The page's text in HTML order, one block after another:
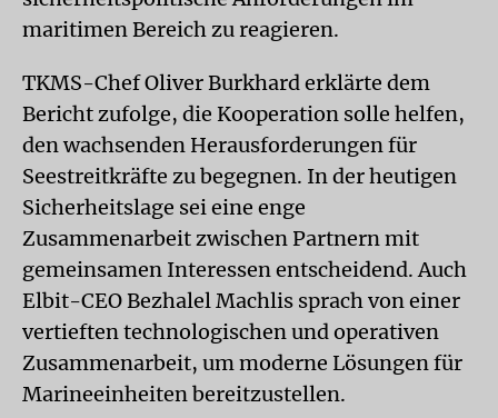
maritimen Bereich zu reagieren.
TKMS-Chef Oliver Burkhard erklärte dem
Bericht zufolge, die Kooperation solle helfen,
den wachsenden Herausforderungen für
Seestreitkräfte zu begegnen. In der heutigen
Sicherheitslage sei eine enge
Zusammenarbeit zwischen Partnern mit
gemeinsamen Interessen entscheidend. Auch
Elbit-CEO Bezhalel Machlis sprach von einer
vertieften technologischen und operativen
Zusammenarbeit, um moderne Lösungen für
Marineeinheiten bereitzustellen.